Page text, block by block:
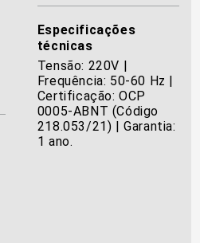
Especificações
técnicas
Tensão: 220V |
Frequência: 50-60 Hz |
Certificação: OCP
0005-ABNT (Código
218.053/21) | Garantia:
1 ano.